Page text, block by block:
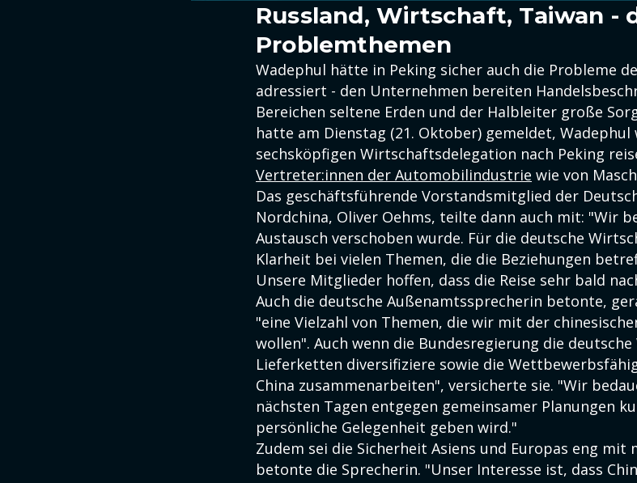
Russland, Wirtschaft, Taiwan -
Problemthemen
Wadephul hätte in Peking sicher auch die Probleme
adressiert - den Unternehmen bereiten
Bereichen seltene Erden und der Halbleiter große
hatte am Dienstag (21. Oktober) gemeldet,
sechsköpfigen Wirtschaftsdelegation nach Peking
Vertreter:innen der Automobilindustrie wie von
Das geschäftsführende Vorstandsmitglied der
Nordchina, Oliver Oehms, teilte dann auch mit: "Wir
Austausch verschoben wurde. Für die deutsche
Klarheit bei vielen Themen, die die Beziehungen
Unsere Mitglieder hoffen, dass die Reise sehr bald
Auch die deutsche Außenamtssprecherin betonte,
"eine Vielzahl von Themen, die wir mit der
wollen". Auch wenn die Bundesregierung die
Lieferketten diversifiziere sowie die
China zusammenarbeiten", versicherte sie. "Wir
nächsten Tagen entgegen gemeinsamer Planungen
persönliche Gelegenheit geben wird."
Zudem sei die Sicherheit Asiens und Europas eng
betonte die Sprecherin. "Unser Interesse ist, dass